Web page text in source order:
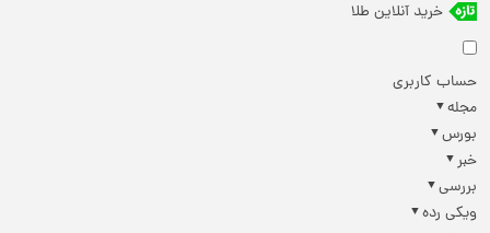
خرید آنلاین طلا
حساب کاربری
مجله
بورس
خبر
بررسی
ویکی رده